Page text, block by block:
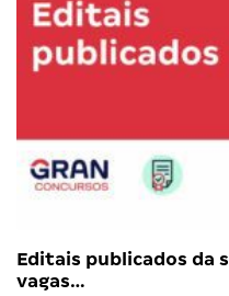
Editais publicados da
vagas…